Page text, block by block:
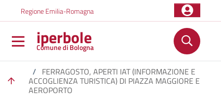
Regione Emilia-Romagna
iperbole
Comune di Bologna
/ FERRAGOSTO, APERTI IAT (INFORMAZIONE E
ACCOGLIENZA TURISTICA) DI PIAZZA MAGGIORE E
AEROPORTO